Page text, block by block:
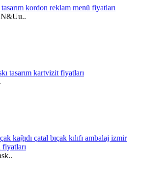
kordon reklam menü fiyatları
tasarım kartvizit fiyatları
kağıdı çatal bıçak kılıfı ambalaj izmir
fiyatları